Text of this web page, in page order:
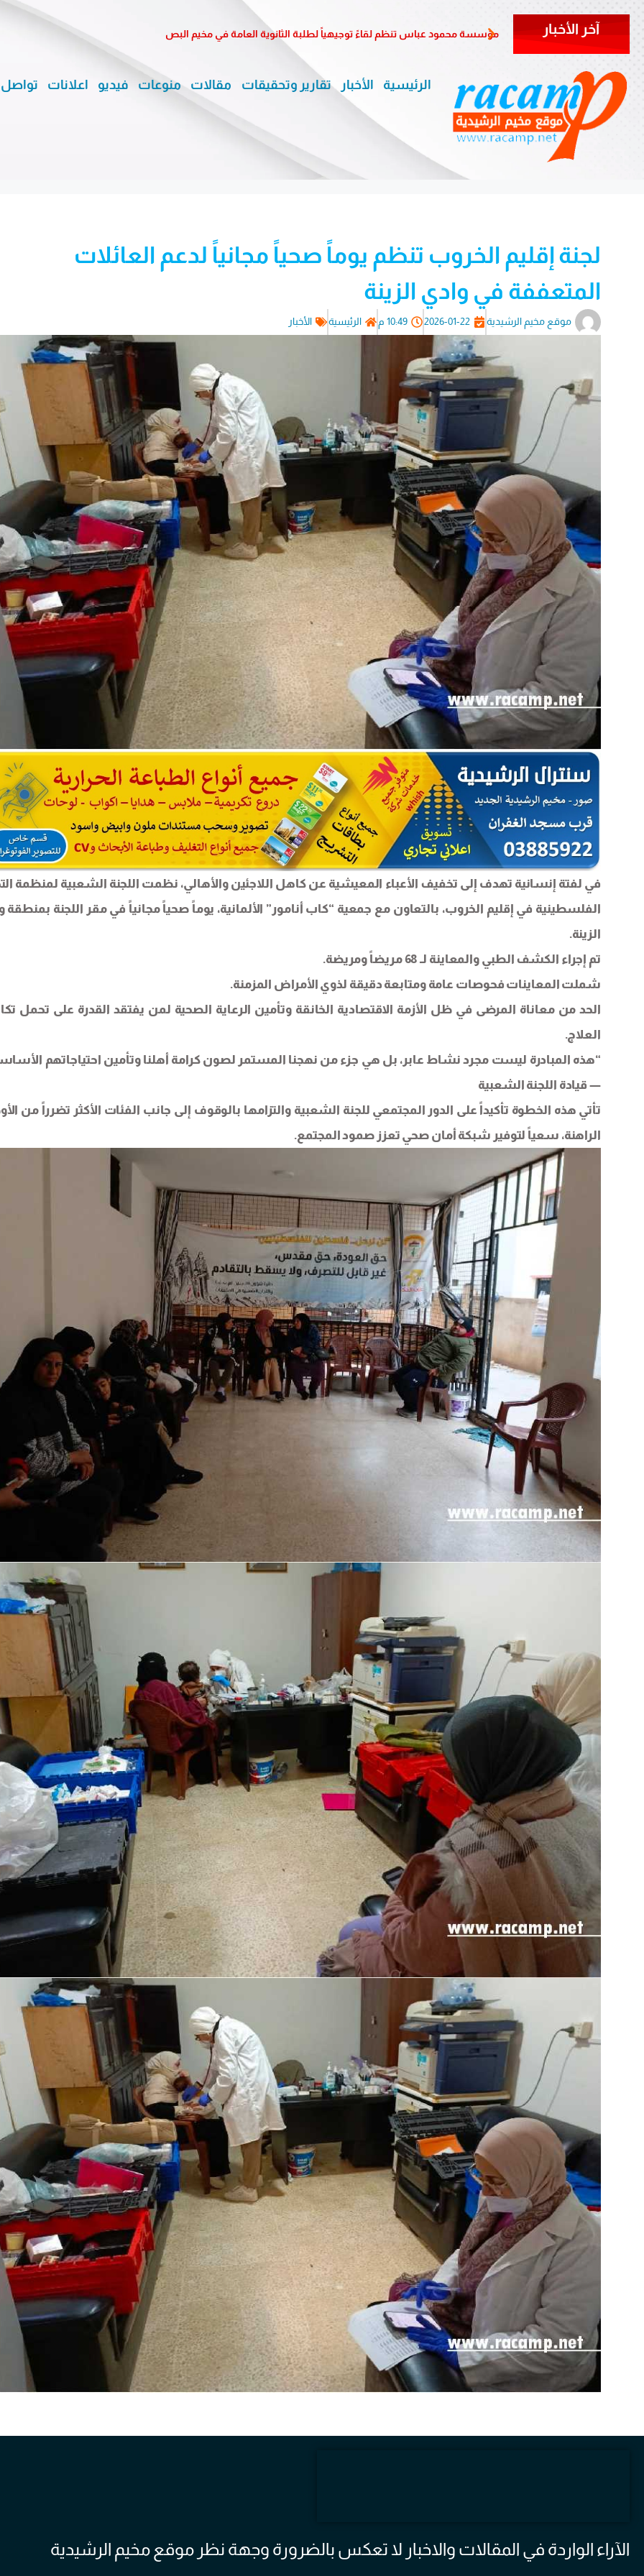
آخر الأخبار مؤسسة محمود عباس تنظم لقاءً توجيهياً لطلبة الثانوية العامة في مخيم البص
الرئيسية الأخبار تقارير وتحقيقات مقالات منوعات فيديو اعلانات تواصل
لجنة إقليم الخروب تنظم يوماً صحياً مجانياً لدعم العائلات
المتعففة في وادي الزينة
موقع مخيم الرشيدية 2026-01-22 10:49 م الرئيسية الأخبار
في لفتة إنسانية تهدف إلى تخفيف الأعباء المعيشية عن كاهل اللاجئين والأهالي، نظمت اللجنة الشعبية لمنظمة
الفلسطينية في إقليم الخروب، بالتعاون مع جمعية “كاب أنامور” الألمانية، يوماً صحياً مجانياً في مقر اللجنة بمنطقة
الزينة.
تم إجراء الكشف الطبي والمعاينة لـ 68 مريضاً ومريضة.
شملت المعاينات فحوصات عامة ومتابعة دقيقة لذوي الأمراض المزمنة.
الحد من معاناة المرضى في ظل الأزمة الاقتصادية الخانقة وتأمين الرعاية الصحية لمن يفتقد القدرة على تحمل
العلاج.
“هذه المبادرة ليست مجرد نشاط عابر، بل هي جزء من نهجنا المستمر لصون كرامة أهلنا وتأمين احتياجاتهم
— قيادة اللجنة الشعبية
تأتي هذه الخطوة تأكيداً على الدور المجتمعي للجنة الشعبية والتزامها بالوقوف إلى جانب الفئات الأكثر تضرراً من
الراهنة، سعياً لتوفير شبكة أمان صحي تعزز صمود المجتمع.
الآراء الواردة في المقالات والاخبار لا تعكس بالضرورة وجهة نظر موقع مخيم الرشيدية